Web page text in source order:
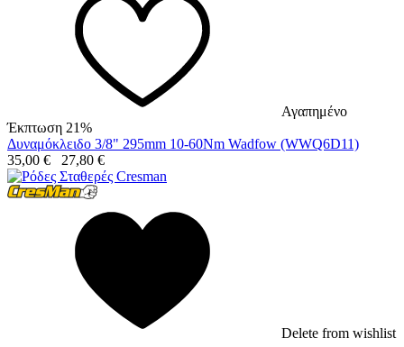
Αγαπημένο
Έκπτωση 21%
Δυναμόκλειδο 3/8" 295mm 10-60Nm Wadfow (WWQ6D11)
35,00 € 27,80 €
Delete from wishlist